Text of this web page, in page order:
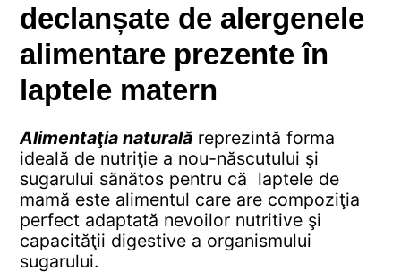
declanșate de alergenele
alimentare prezente în
laptele matern
Alimentaţia naturalăreprezintă forma
ideală de nutriţie a nou-născutului şi
sugarului sănătos pentru că laptele de
mamă este alimentul care are compoziţia
perfect adaptată nevoilor nutritive şi
capacităţii digestive a organismului
sugarului.